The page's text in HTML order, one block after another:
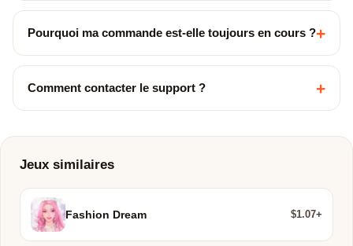
Pourquoi ma commande est-elle toujours en cours ?+
Comment contacter le support ? +
Jeux similaires
Fashion Dream $1.07+